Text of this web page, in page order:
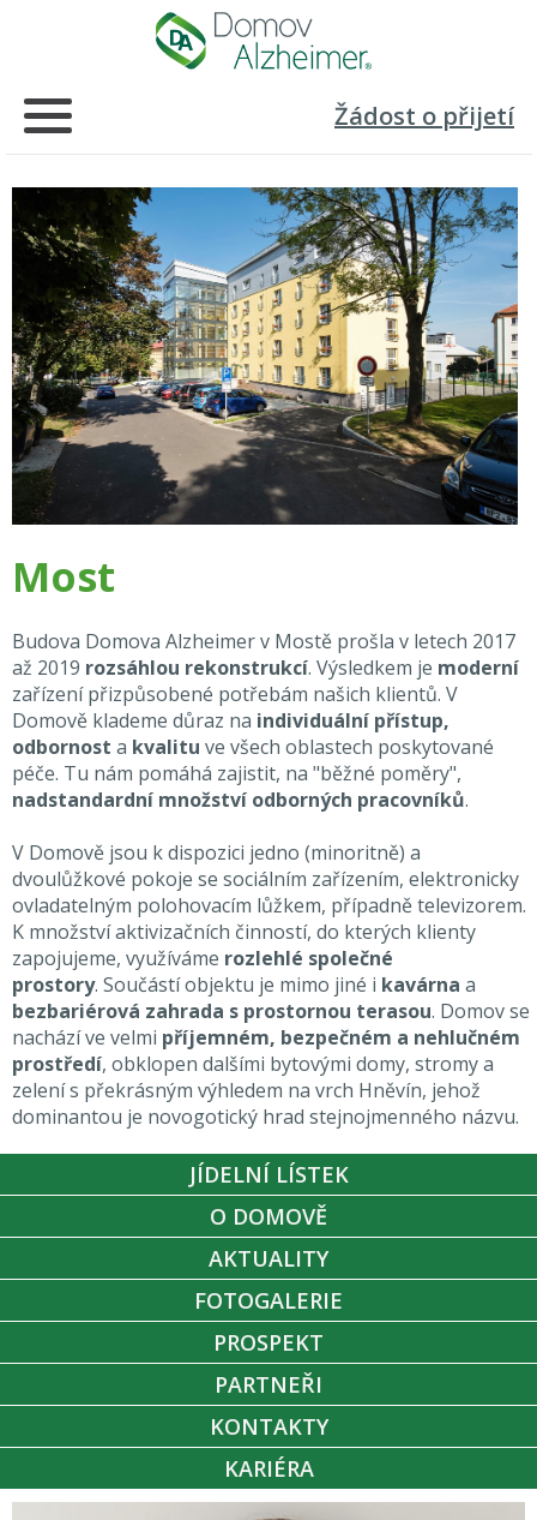
Žádost o přijetí
Most
Budova Domova Alzheimer v Mostě prošla v letech 2017
až 2019 rozsáhlou rekonstrukcí. Výsledkem je moderní
zařízení přizpůsobené potřebám našich klientů. V
Domově klademe důraz na individuální přístup,
odbornost a kvalitu ve všech oblastech poskytované
péče. Tu nám pomáhá zajistit, na "běžné poměry",
nadstandardní množství odborných pracovníků.
V Domově jsou k dispozici jedno (minoritně) a
dvoulůžkové pokoje se sociálním zařízením, elektronicky
ovladatelným polohovacím lůžkem, případně televizorem.
K množství aktivizačních činností, do kterých klienty
zapojujeme, využíváme rozlehlé společné
prostory. Součástí objektu je mimo jiné i kavárna a
bezbariérová zahrada s prostornou terasou. Domov se
nachází ve velmi příjemném, bezpečném a nehlučném
prostředí, obklopen dalšími bytovými domy, stromy a
zelení s překrásným výhledem na vrch Hněvín, jehož
dominantou je novogotický hrad stejnojmenného názvu.
JÍDELNÍ LÍSTEK
O DOMOVĚ
AKTUALITY
FOTOGALERIE
PROSPEKT
PARTNEŘI
KONTAKTY
KARIÉRA